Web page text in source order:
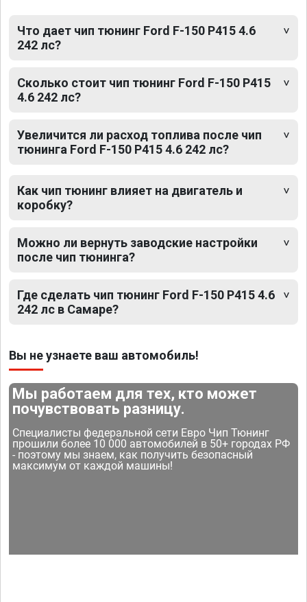
Что дает чип тюнинг Ford F-150 P415 4.6
242 лс?
Сколько стоит чип тюнинг Ford F-150 P415
4.6 242 лс?
Увеличится ли расход топлива после чип
тюнинга Ford F-150 P415 4.6 242 лс?
Как чип тюнинг влияет на двигатель и
коробку?
Можно ли вернуть заводские настройки
после чип тюнинга?
Где сделать чип тюнинг Ford F-150 P415 4.6
242 лс в Самаре?
Вы не узнаете ваш автомобиль!
Мы работаем для тех, кто может
почувствовать разницу.
Специалисты федеральной сети Евро Чип Тюнинг
прошили более 10 000 автомобилей в 50+ городах РФ
- поэтому мы знаем, как получить безопасный
максимум от каждой машины!